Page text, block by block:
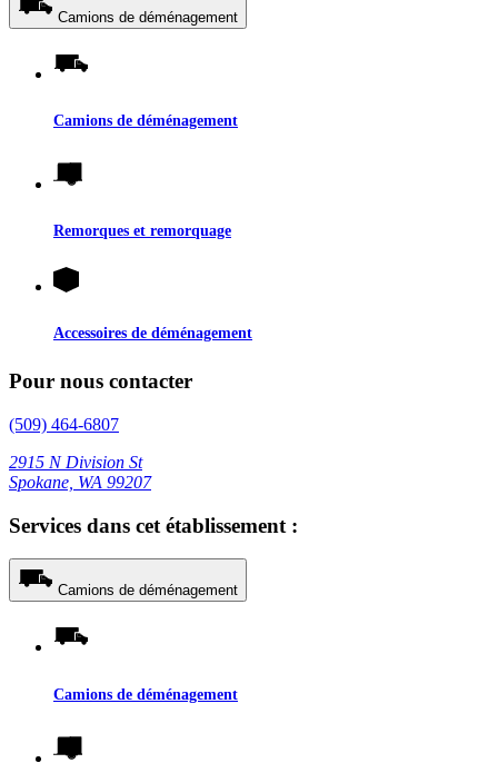
Camions de déménagement
Camions de déménagement
Remorques et remorquage
Accessoires de déménagement
Pour nous contacter
(509) 464-6807
2915 N Division St
Spokane, WA 99207
Services dans cet établissement :
Camions de déménagement
Camions de déménagement